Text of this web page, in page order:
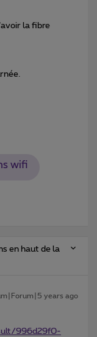
la fibre
wifi
en haut de la
years ago
996d29f0-